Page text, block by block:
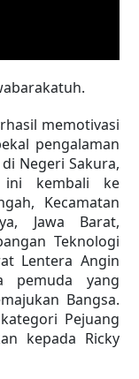
memotivasi
pengalaman
Negeri Sakura,
ini kembali ke
Kecamatan
Jawa Barat,
Teknologi
Lentera Angin
pemuda yang
Bangsa.
Pejuang
kepada Ricky